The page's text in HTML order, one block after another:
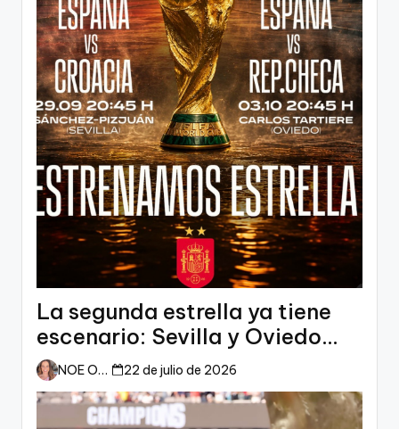
La segunda estrella ya tiene
escenario: Sevilla y Oviedo
esperan a España
NOE ORTIZ 22 de julio de 2026